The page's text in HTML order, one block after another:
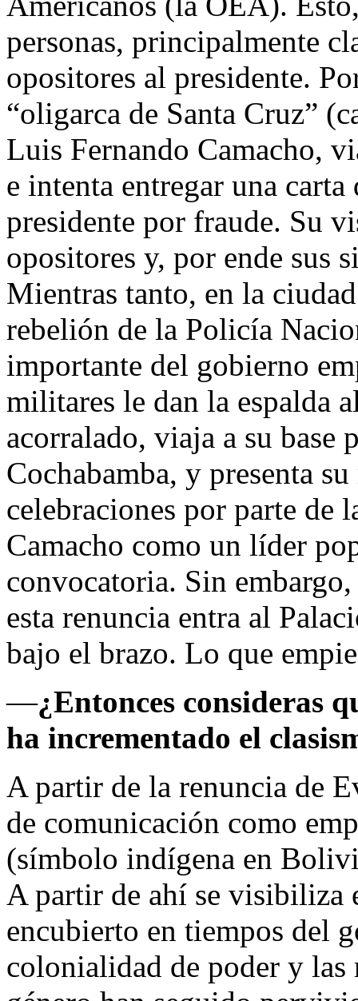
personas, principalmente
opositores al presidente.
“oligarca de Santa Cruz”
Luis Fernando Camacho,
e intenta entregar una
presidente por fraude. Su
opositores y, por ende sus
Mientras tanto, en la
rebelión de la Policía
importante del gobierno
militares le dan la espalda
acorralado, viaja a su base
Cochabamba, y presenta
celebraciones por parte de
Camacho como un líder
convocatoria. Sin
esta renuncia entra al
bajo el brazo. Lo que
—¿Entonces consideras
ha incrementado el
A partir de la renuncia de
de comunicación como
(símbolo indígena en
A partir de ahí se visibiliza
encubierto en tiempos del
colonialidad de poder y las